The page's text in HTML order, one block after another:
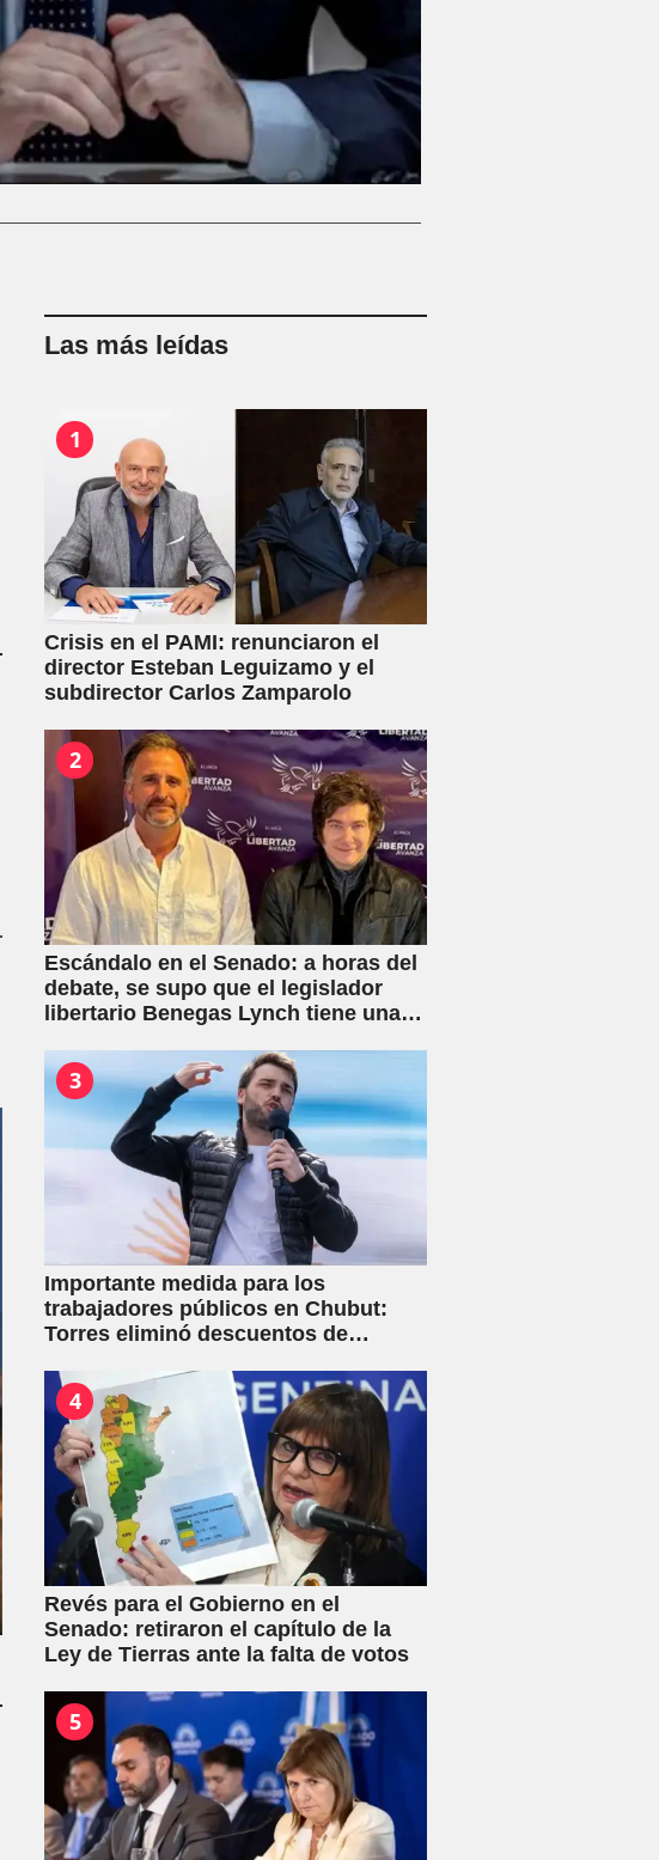
Las más leídas
1
Crisis en el PAMI: renunciaron el
director Esteban Leguizamo y el
subdirector Carlos Zamparolo
2
Escándalo en el Senado: a horas del
debate, se supo que el legislador
libertario Benegas Lynch tiene una
venta de tierras a extranjeros
3
Importante medida para los
trabajadores públicos en Chubut:
Torres eliminó descuentos de
4
Revés para el Gobierno en el
Senado: retiraron el capítulo de la
Ley de Tierras ante la falta de votos
5